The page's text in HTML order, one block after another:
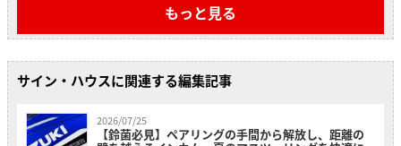
もっと見る
サイン・ハウスに関連する編集記事
2026/07/25
【鈴菌必見】ペアリングの手間から解放し、距離の